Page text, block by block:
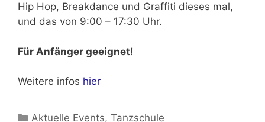
Hip Hop, Breakdance und Graffiti dieses mal,
und das von 9:00 – 17:30 Uhr.
Für Anfänger geeignet!
Weitere infos hier
Kategorien
Aktuelle Events,Tanzschule